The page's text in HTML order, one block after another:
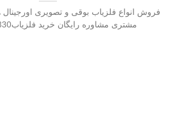
فروش انواع فلزیاب بوقی و تصویری
مشتری مشاوره رایگان خرید فلزیاب09102191330